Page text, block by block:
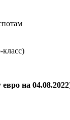
класс)
на